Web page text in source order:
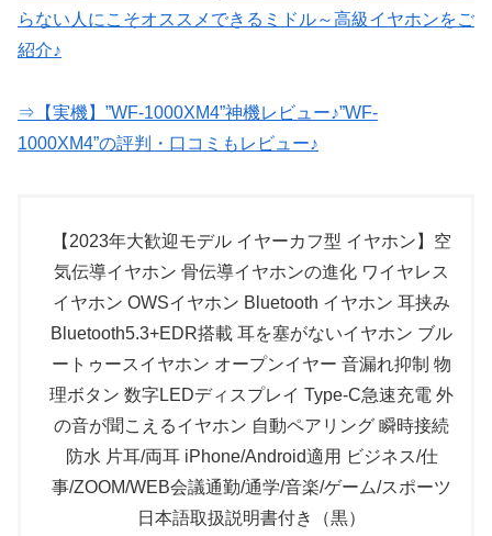
らない人にこそオススメできるミドル～高級イヤホンをご
紹介♪
⇒【実機】”WF-1000XM4”神機レビュー♪”WF-
1000XM4”の評判・口コミもレビュー♪
【2023年大歓迎モデル イヤーカフ型 イヤホン】空
気伝導イヤホン 骨伝導イヤホンの進化 ワイヤレス
イヤホン OWSイヤホン Bluetooth イヤホン 耳挟み
Bluetooth5.3+EDR搭載 耳を塞がないイヤホン ブル
ートゥースイヤホン オープンイヤー 音漏れ抑制 物
理ボタン 数字LEDディスプレイ Type‐C急速充電 外
の音が聞こえるイヤホン 自動ペアリング 瞬時接続
防水 片耳/両耳 iPhone/Android適用 ビジネス/仕
事/ZOOM/WEB会議通勤/通学/音楽/ゲーム/スポーツ
日本語取扱説明書付き（黒）